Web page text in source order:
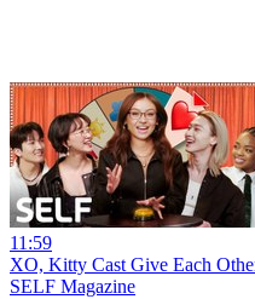
11:59
XO, Kitty Cast Give Each
SELF Magazine